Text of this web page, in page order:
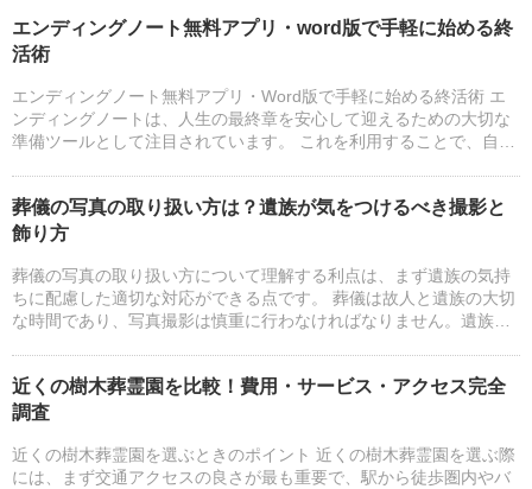
エンディングノート無料アプリ・word版で手軽に始める終
活術
エンディングノート無料アプリ・Word版で手軽に始める終活術 エ
ンディングノートは、人生の最終章を安心して迎えるための大切な
準備ツールとして注目されています。 これを利用することで、自分
葬儀の写真の取り扱い方は？遺族が気をつけるべき撮影と
飾り方
葬儀の写真の取り扱い方について理解する利点は、まず遺族の気持
ちに配慮した適切な対応ができる点です。 葬儀は故人と遺族の大切
な時間であり、写真撮影は慎重に行わなければなりません。遺族の
近くの樹木葬霊園を比較！費用・サービス・アクセス完全
調査
近くの樹木葬霊園を選ぶときのポイント 近くの樹木葬霊園を選ぶ際
には、まず交通アクセスの良さが最も重要で、駅から徒歩圏内やバ